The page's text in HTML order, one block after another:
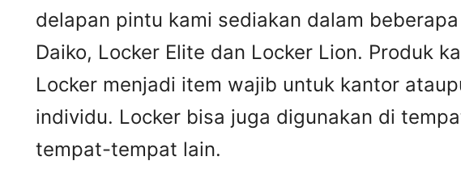
delapan pintu kami sediakan dalam
Daiko, Locker Elite dan Locker Lion. Produk
Locker menjadi item wajib untuk kantor
individu. Locker bisa juga digunakan di
tempat-tempat lain.